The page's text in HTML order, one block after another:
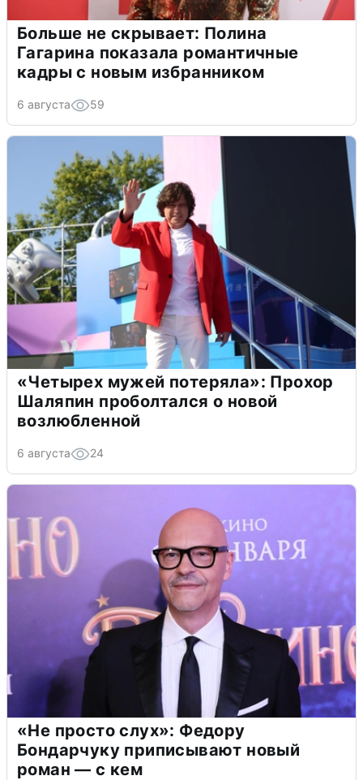
Больше не скрывает: Полина
Гагарина показала романтичные
кадры с новым избранником
6 августа 59
«Четырех мужей потеряла»: Прохор
Шаляпин проболтался о новой
возлюбленной
6 августа 24
«Не просто слух»: Федору
Бондарчуку приписывают новый
роман — с кем